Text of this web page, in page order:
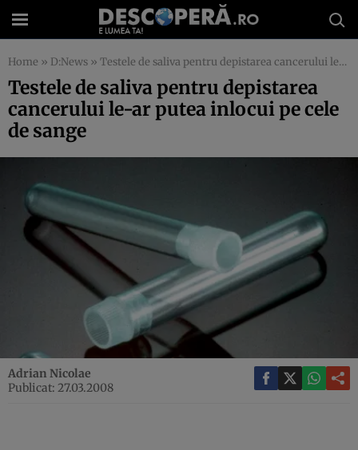
Home » D:News » Testele de saliva pentru depistarea cancerului le-ar putea inlocui pe cele de sange
Testele de saliva pentru depistarea
cancerului le-ar putea inlocui pe cele
de sange
Adrian Nicolae
Publicat: 27.03.2008